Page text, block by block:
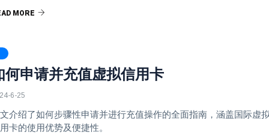
MORE
何申请并充值虚拟信用卡
6-25
介绍了如何步骤性申请并进行充值操作的全面指南，涵盖国际虚
卡的使用优势及便捷性。